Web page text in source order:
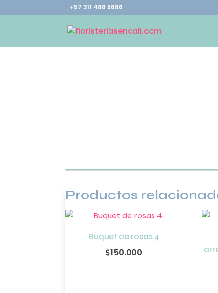
+57 311 488 5886
Productos
Buquet de rosas 4
$150.000